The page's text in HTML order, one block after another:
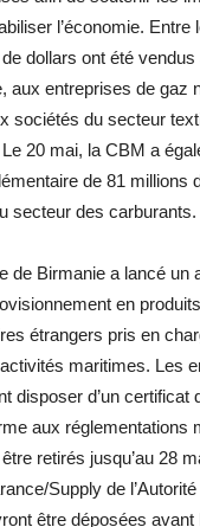
l’économie. Entre
dollars ont été
aux entreprises de gaz
sociétés du secteur
20 mai, la CBM a
de 81 millions
secteur des carburants.
de Birmanie a lancé un
en
étrangers pris en
maritimes. Les
disposer d’un certificat
aux réglementations
retirés jusqu’au 28
Supply de
être déposées avant